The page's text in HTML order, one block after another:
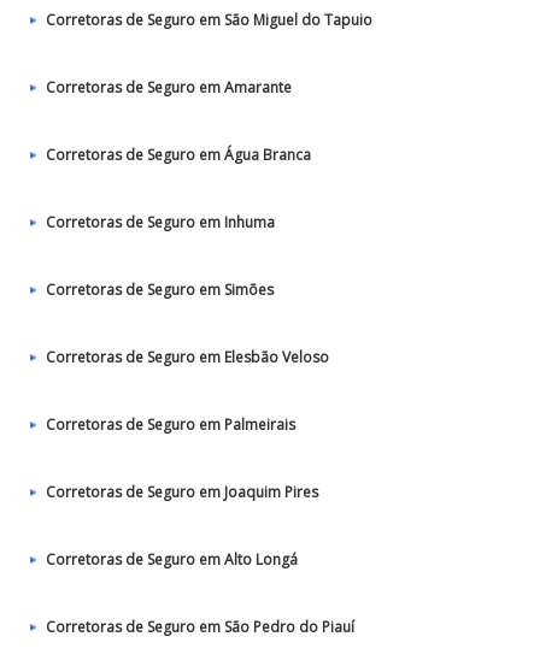
Corretoras de Seguro em São Miguel do Tapuio
Corretoras de Seguro em Amarante
Corretoras de Seguro em Água Branca
Corretoras de Seguro em Inhuma
Corretoras de Seguro em Simões
Corretoras de Seguro em Elesbão Veloso
Corretoras de Seguro em Palmeirais
Corretoras de Seguro em Joaquim Pires
Corretoras de Seguro em Alto Longá
Corretoras de Seguro em São Pedro do Piauí